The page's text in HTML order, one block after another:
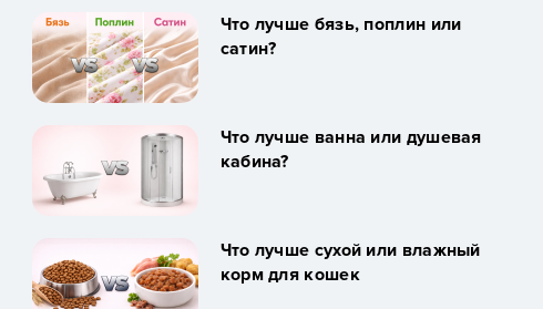
Что лучше бязь, поплин или
сатин?
Что лучше ванна или душевая
кабина?
Что лучше сухой или влажный
корм для кошек